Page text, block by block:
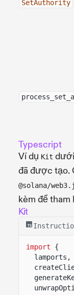
SetAuthority
Typescript
Ví dụ Kit
đã được tạo.
@solana/
kèm để tham
Kit
import
{
lamports,